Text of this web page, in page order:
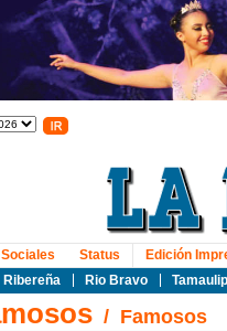
Ribereña Rio Bravo
Sociales Status Edición
/ Famosos